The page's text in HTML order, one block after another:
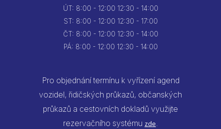
ÚT: 8:00 - 12:00 12:30 - 14:00
ST: 8:00 - 12:00 12:30 - 17:00
ČT: 8:00 - 12:00 12:30 - 14:00
PÁ: 8:00 - 12:00 12:30 - 14:00
Pro objednání termínu k vyřízení agend
vozidel, řidičských průkazů, občanských
průkazů a cestovních dokladů využijte
rezervačního systému zde.